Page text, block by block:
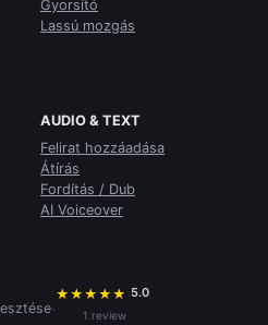
Gyorsító
Lassú mozgás
AUDIO & TEXT
Felirat hozzáadása
Átírás
Fordítás / Dub
AI Voiceover
·
★ ★ ★ ★ ★ 5.0
1 review